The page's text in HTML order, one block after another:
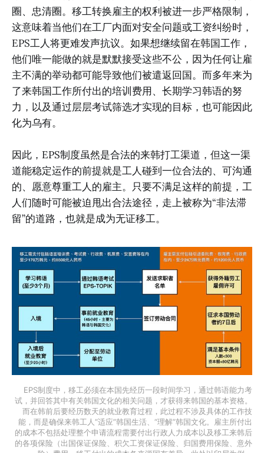
圈、忠清圈。移工转换雇主的权利被进一步严格限制，
这意味着当他们在工厂内面对安全问题或工资纠纷时，
EPS工人将更难发声抗议。如果想继续留在韩国工作，
他们唯一能做的就是默默接受这些不公，因为任何让雇
主不满的举动都可能导致他们被遣返回国。而多年来为
了来韩国工作所付出的培训费用、长期学习韩语的努
力，以及通过层层考试筛选才实现的目标，也可能因此
化为乌有。
因此，EPS制度虽然是合法的来韩打工渠道，但这一渠
道能稳定运作的前提就是工人碰到一位合法的、可沟通
的、愿意尊重工人的雇主。只要不满足这样的前提，工
人们随时可能被迫甩出合法途径，走上被称为“非法滞
留”的道路，也就是成为无证移工。
EPS制度中，移工必须在本国先经历一段时间学习，通过韩语能力考
试，并回答其中有关韩国文化的相关问题，才获得来韩国的基本资格。
而在韩前后要经历数天的就业教育过程，此过程不涉及具体的工作技
能，而是确保来韩工人“适应”韩国生活、“理解”韩国文化。雇主所付出
的成本不包括处理整个申请流程需要付出行政人力成本以及移工来韩后
的各项保险（出国保证保险、积欠工资保证保险、归国费用保险、意外